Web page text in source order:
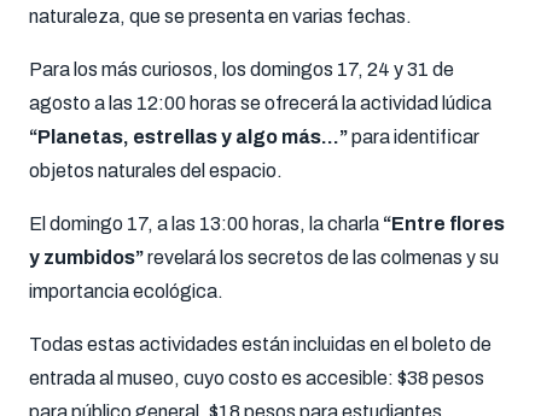
naturaleza, que se presenta en varias fechas.
Para los más curiosos, los domingos 17, 24 y 31 de
agosto a las 12:00 horas se ofrecerá la actividad lúdica
“Planetas, estrellas y algo más…”para identificar
objetos naturales del espacio.
El domingo 17, a las 13:00 horas, la charla “Entre flores
y zumbidos”revelará los secretos de las colmenas y su
importancia ecológica.
Todas estas actividades están incluidas en el boleto de
entrada al museo, cuyo costo es accesible: $38 pesos
para público general, $18 pesos para estudiantes,